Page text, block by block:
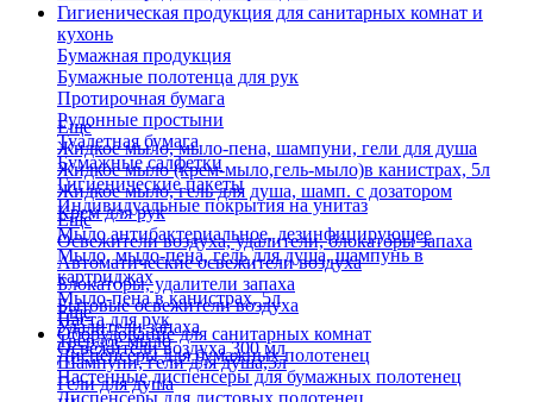
Гигиеническая продукция для санитарных комнат и
кухонь
Бумажная продукция
Бумажные полотенца для рук
Протирочная бумага
Рулонные простыни
Туалетная бумага
Бумажные салфетки
Гигиенические пакеты
Индивидуальные покрытия на унитаз
Еще
Жидкое мыло, мыло-пена, шампуни, гели для душа
Жидкое мыло (крем-мыло,гель-мыло)в канистрах, 5л
Жидкое мыло, гель для душа, шамп. с дозатором
Крем для рук
Мыло антибактериальное, дезинфицирующее
Мыло, мыло-пена, гель для душа, шампунь в
картриджах
Мыло-пена в канистрах, 5л
Паста для рук
Твердое мыло
Шампуни, гели для душа,5л
Гели для душа
Еще
Освежители воздуха, удалители, блокаторы запаха
Автоматические освежители воздуха
Блокаторы, удалители запаха
Бытовые освежители воздуха
Удалители запаха
Освежители воздуха 300 мл
Еще
Оборудование для санитарных комнат
Диспенсеры для бумажных полотенец
Настенные диспенсеры для бумажных полотенец
Диспенсеры для листовых полотенец